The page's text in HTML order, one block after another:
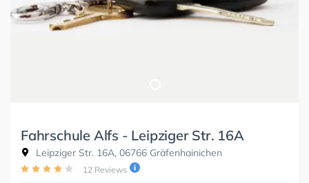
Fahrschule Alfs - Leipziger Str. 16A
Leipziger Str. 16A, 06766 Gräfenhainichen
12 Reviews